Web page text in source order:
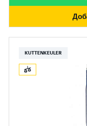
KUTTENKEULER